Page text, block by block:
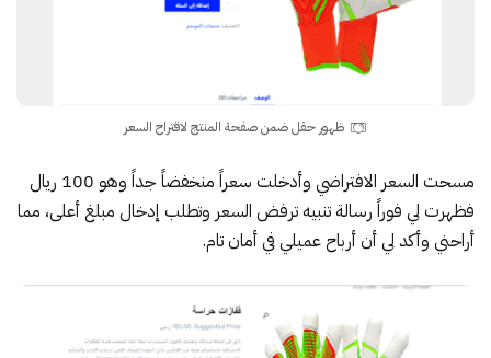
ظهور حقل ضمن صفحة المنتج لاقتراح السعر
مسحت السعر الافتراضي وأدخلت سعراً منخفضاً جداً وهو 100 ريال
فظهرت لي فوراً رسالة تنبيه ترفض السعر وتطلب إدخال مبلغ أعلى، مما
أراحني وأكد لي أن أرباح عميلي في أمان تام.